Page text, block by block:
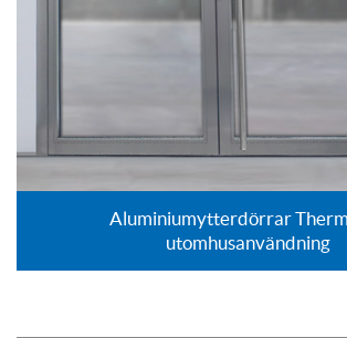
Aluminiumytterdörrar
utomhusanvändning